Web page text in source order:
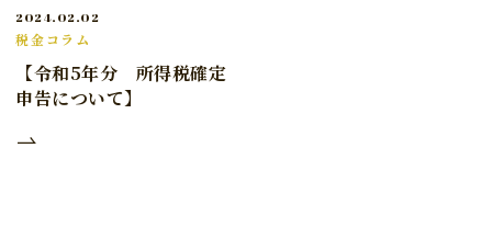
2024.02.02
税金コラム
【令和5年分 所得税確定
申告について】